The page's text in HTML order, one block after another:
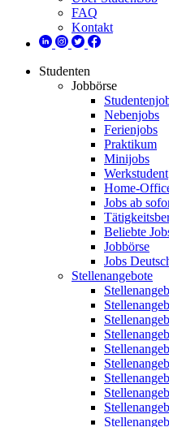
FAQ
Kontakt
Studenten
Jobbörse
Nebenjobs
Ferienjobs
Praktikum
Minijobs
Werkstudent
Home-
Jobs ab
Beliebte
Jobbörse
Jobs
Stellenangebote